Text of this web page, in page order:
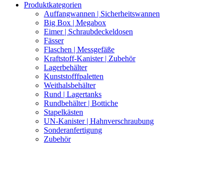
Produktkategorien
Auffangwannen | Sicherheitswannen
Big Box | Megabox
Eimer | Schraubdeckeldosen
Fässer
Flaschen | Messgefäße
Kraftstoff-Kanister | Zubehör
Lagerbehälter
Kunststofffpaletten
Weithalsbehälter
Rund | Lagertanks
Rundbehälter | Bottiche
Stapelkästen
UN-Kanister | Hahnverschraubung
Sonderanfertigung
Zubehör